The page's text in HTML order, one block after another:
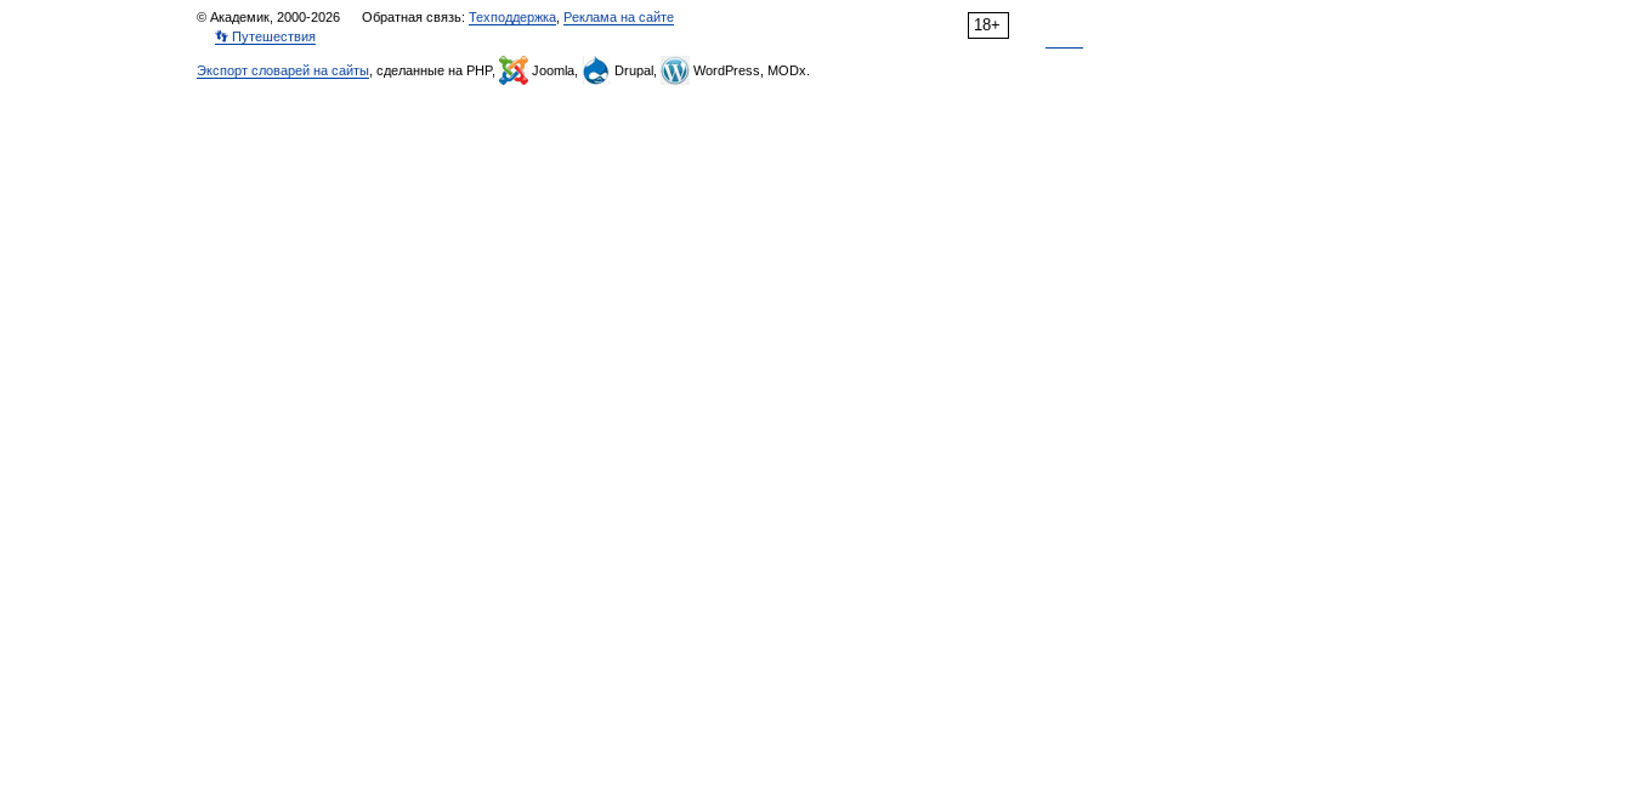
18+
© Академик, 2000-2026 Обратная связь: Техподдержка Реклама на сайте
👣 Путешествия
Экспорт словарей на сайты , сделанные на PHP, Joomla, Drupal, WordPress, MODx.